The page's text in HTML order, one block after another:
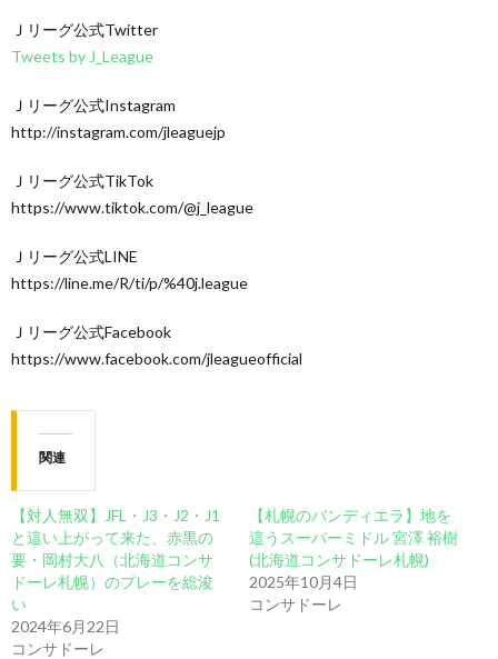
Ｊリーグ公式Twitter
Tweets by J_League
Ｊリーグ公式Instagram
http://instagram.com/jleaguejp
Ｊリーグ公式TikTok
https://www.tiktok.com/@j_league
Ｊリーグ公式LINE
https://line.me/R/ti/p/%40j.league
Ｊリーグ公式Facebook
https://www.facebook.com/jleagueofficial
関連
【対人無双】JFL・J3・J2・J1
と這い上がって来た、赤黒の
要・岡村大八（北海道コンサ
ドーレ札幌）のプレーを総浚
い
2024年6月22日
コンサドーレ
【札幌のバンディエラ】地を
這うスーパーミドル 宮澤 裕樹
(北海道コンサドーレ札幌)
2025年10月4日
コンサドーレ